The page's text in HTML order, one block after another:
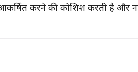
करने की कोशिश करती है और